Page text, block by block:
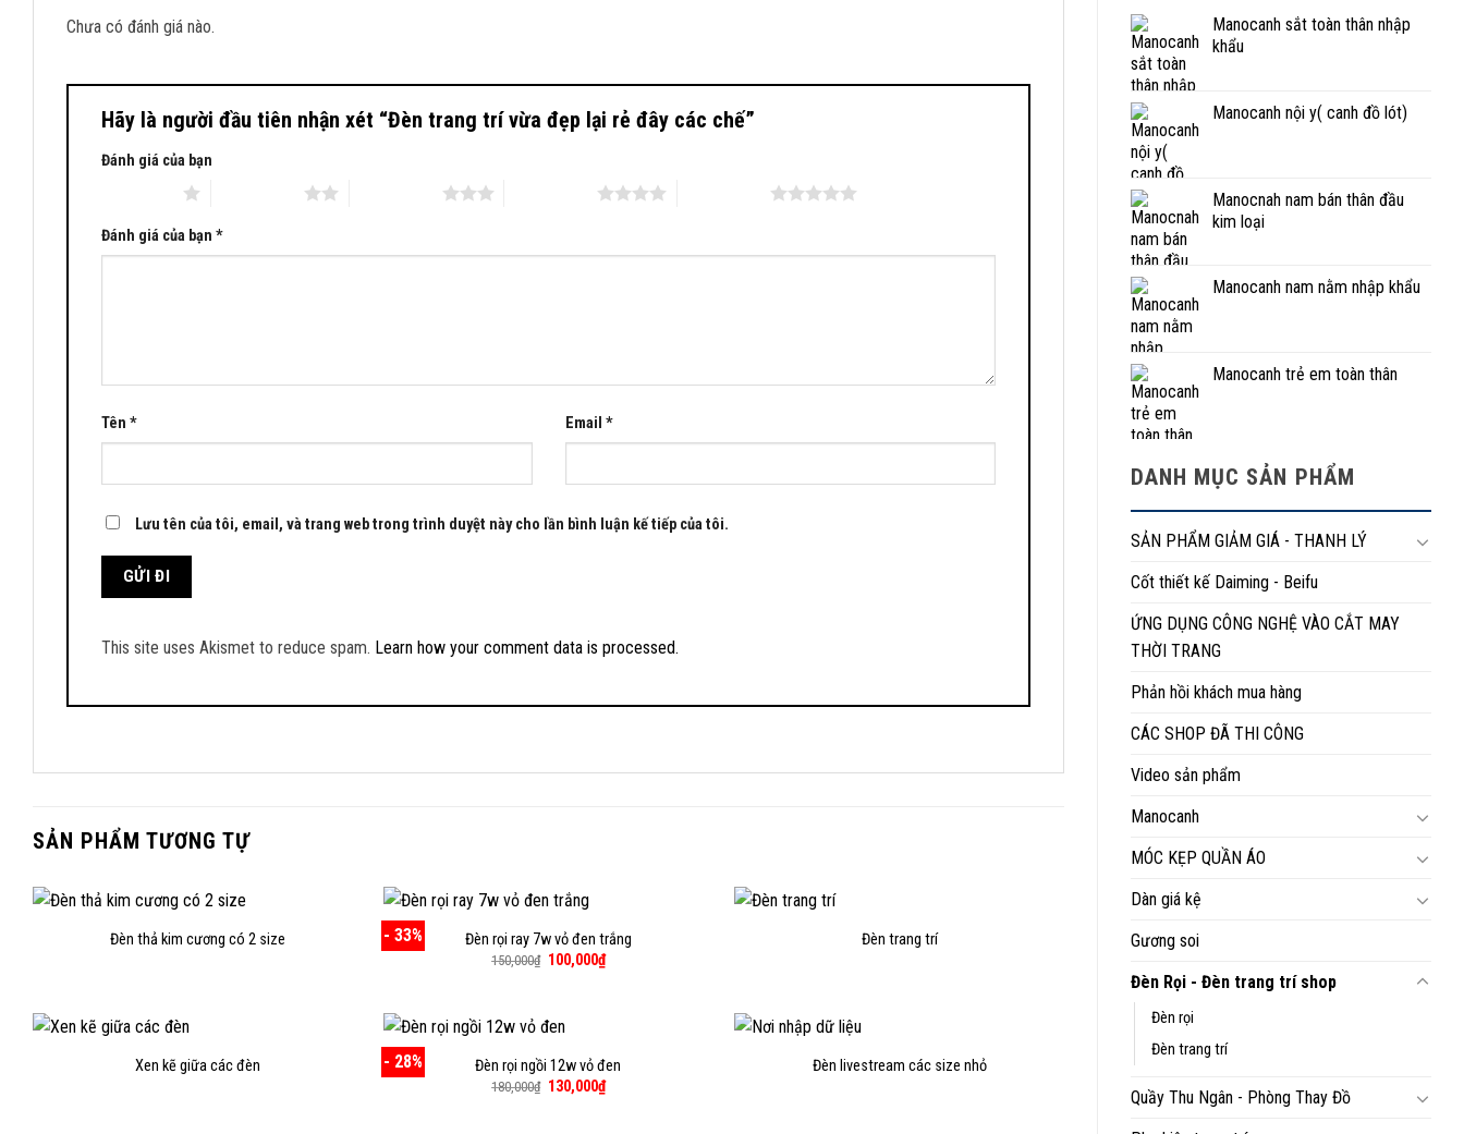
Manocanh sắt toàn thân nhập
khẩu
Manocanh nội y( canh đồ lót)
Manocnah nam bán thân đầu
kim loại
Manocanh nam nằm nhập khẩu
Manocanh trẻ em toàn thân
DANH MỤC SẢN PHẨM
SẢN PHẨM GIẢM GIÁ - THANH LÝ
Cốt thiết kế Daiming - Beifu
ỨNG DỤNG CÔNG NGHỆ VÀO CẮT MAY
THỜI TRANG
Phản hồi khách mua hàng
CÁC SHOP ĐÃ THI CÔNG
Video sản phẩm
Manocanh
MÓC KẸP QUẦN ÁO
Dàn giá kệ
Gương soi
Đèn Rọi - Đèn trang trí shop
Đèn rọi
Đèn trang trí
Quầy Thu Ngân - Phòng Thay Đồ
Chưa có đánh giá nào.
Hãy là người đầu tiên nhận xét “Đèn trang trí vừa đẹp lại rẻ đây các chế”
Đánh giá của bạn
Đánh giá của bạn *
Tên * Email *
Lưu tên của tôi, email, và trang web trong trình duyệt này cho lần bình luận kế tiếp của tôi.
This site uses Akismet to reduce spam. Learn how your comment data is processed.
SẢN PHẨM TƯƠNG TỰ
Đèn thả kim cương có 2 size - 33% Đèn rọi ray 7w vỏ đen trắng
150,000₫ Giá
100,000₫Giá
hiện
Đèn trang trí
Xen kẽ giữa các đèn - 28% Đèn rọi ngồi 12w vỏ đen
180,000₫ Giá
130,000₫Giá
hiện
Đèn livestream các size nhỏ